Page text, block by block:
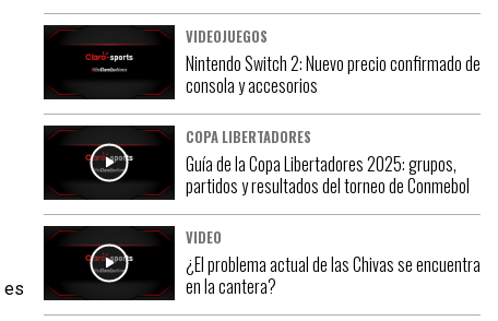
es
VIDEOJUEGOS
Nintendo Switch 2: Nuevo precio confirmado de
consola y accesorios
COPA LIBERTADORES
Guía de la Copa Libertadores 2025: grupos,
partidos y resultados del torneo de Conmebol
VIDEO
¿El problema actual de las Chivas se encuentra
en la cantera?